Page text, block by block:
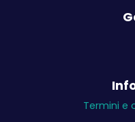
Termini e